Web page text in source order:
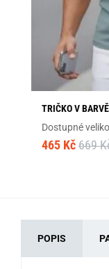
TRIČKO V
Dostupné
465 Kč 669
POPIS